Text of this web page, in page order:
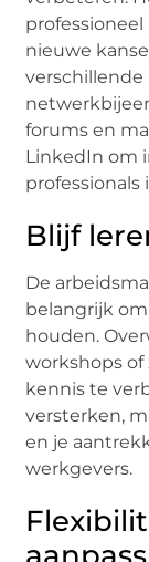
nieuwe
verschillende
forums en
LinkedIn om
professionals
Blijf
De
belangrijk
houden.
workshops
kennis te
versterken,
en je
werkgevers.